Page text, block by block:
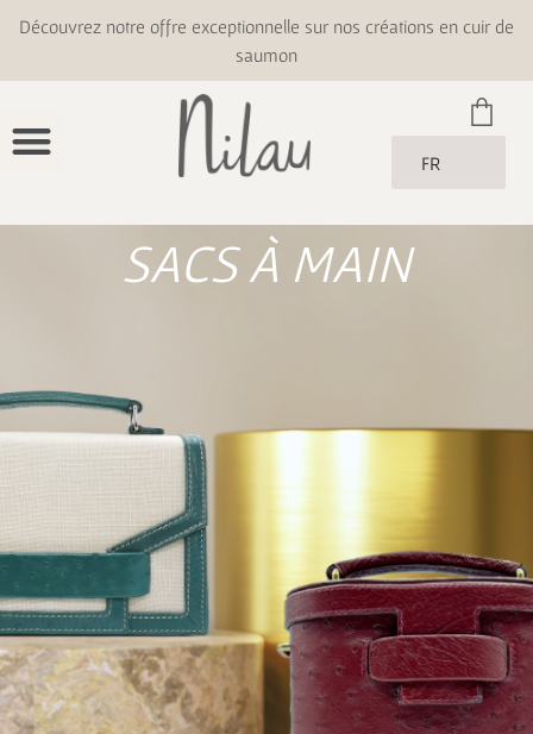
Découvrez notre offre exceptionnelle sur nos créations en cuir de
saumon
FR
SACS À MAIN